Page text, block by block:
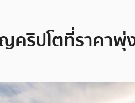
คริปโตที่ราคาพุ่